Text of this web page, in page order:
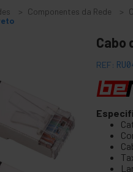
Componentes da Rede
Cabo
REF: